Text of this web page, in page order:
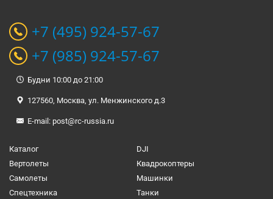
+7 (495) 924-57-67
+7 (985) 924-57-67
Будни 10:00 до 21:00
127560, Москва, ул. Менжинского д.3
E-mail: post@rc-russia.ru
Каталог
DJI
Вертолеты
Квадрокоптеры
Самолеты
Машинки
Спецтехника
Танки